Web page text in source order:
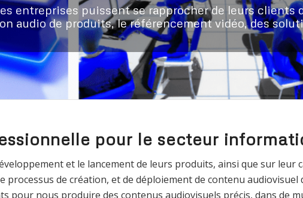
entreprises puissent se rapprocher de leurs clients
audio de produits, le référencement vidéo, des
pour le secteur
et le lancement de leurs produits, ainsi que sur leur
de création, et de déploiement de contenu audiovisuel
nous produire des contenus audiovisuels précis, dans de